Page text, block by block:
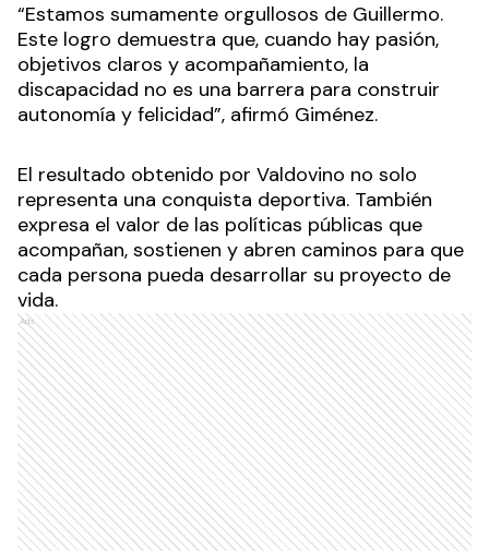
“Estamos sumamente orgullosos de Guillermo.
Este logro demuestra que, cuando hay pasión,
objetivos claros y acompañamiento, la
discapacidad no es una barrera para construir
autonomía y felicidad”, afirmó Giménez.
El resultado obtenido por Valdovino no solo
representa una conquista deportiva. También
expresa el valor de las políticas públicas que
acompañan, sostienen y abren caminos para que
cada persona pueda desarrollar su proyecto de
vida.
Ads